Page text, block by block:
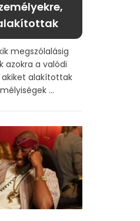
megszólalásig
azokra a valódi
akiket alakítottak
...